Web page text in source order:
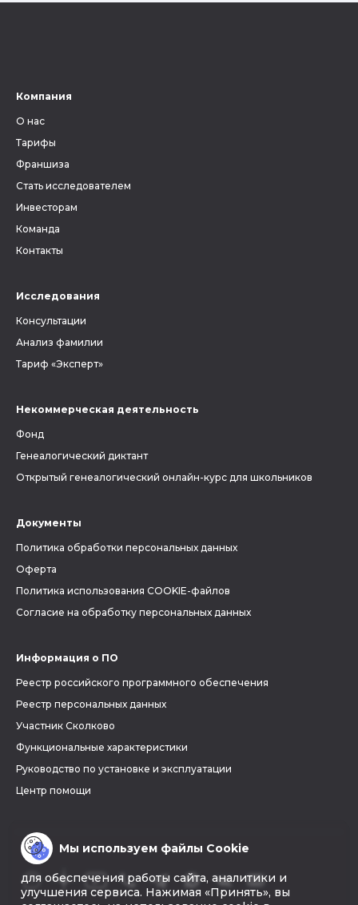
Компания
О нас
Тарифы
Франшиза
Стать исследователем
Инвесторам
Команда
Контакты
Исследования
Консультации
Анализ фамилии
Тариф «Эксперт»
Некоммерческая деятельность
Фонд
Генеалогический диктант
Открытый генеалогический онлайн-курс для школьников
Документы
Политика обработки персональных данных
Оферта
Политика использования COOKIE-файлов
Согласие на обработку персональных данных
Информация о ПО
Реестр российского программного обеспечения
Реестр персональных данных
Участник Сколково
Функциональные характеристики
Руководство по установке и эксплуатации
Центр помощи
Мы используем файлы Cookie
для обеспечения работы сайта, аналитики и
улучшения сервиса. Нажимая «Принять», вы